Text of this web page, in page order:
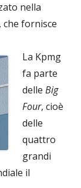
nella
fornisce
La Kpmg
fa parte
delle Big
Four, cioè
delle
quattro
grandi
il